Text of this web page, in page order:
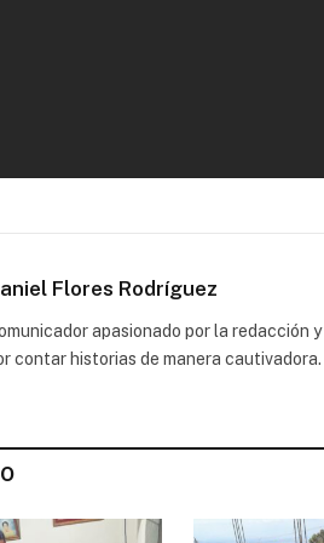
Flores Rodríguez
apasionado por la redacción
contar historias de manera cautivadora.